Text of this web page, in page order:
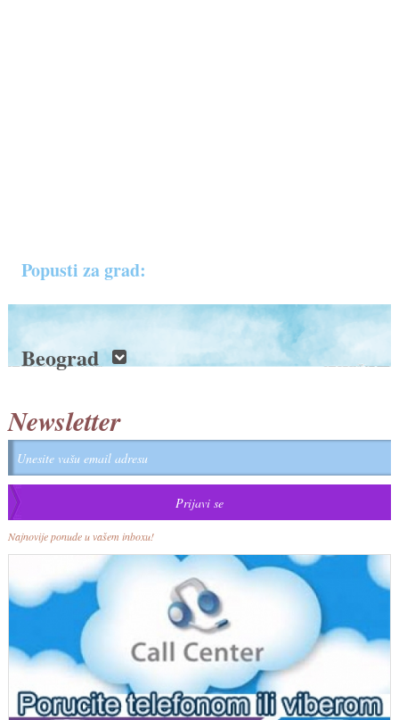
Popusti za grad:
Beograd
Newsletter
Najnovije ponude u vašem inboxu!